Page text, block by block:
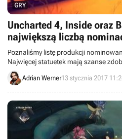
GRY
Uncharted 4, Inside oraz
największą liczbą
Poznaliśmy listę produkcji
Najwięcej statuetek mają szanse
End, Inside oraz Battlefield 1.
Adrian Werner13 stycznia 2017